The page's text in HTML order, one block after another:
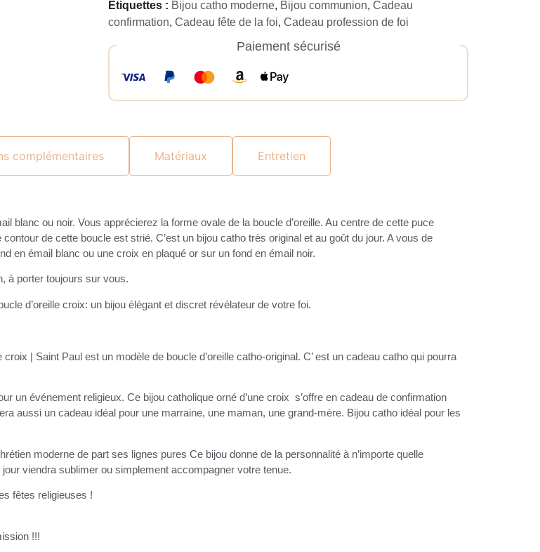
Étiquettes : Bijou catho moderne, Bijou communion, Cadeau
confirmation, Cadeau fête de la foi, Cadeau profession de foi
Paiement sécurisé
complémentaires Matériaux Entretien
blanc ou noir. Vous apprécierez la forme ovale de la boucle d’oreille. Au centre de cette puce
de cette boucle est strié. C’est un bijou catho très original et au goût du jour. A vous de
en émail blanc ou une croix en plaqué or sur un fond en émail noir.
à porter toujours sur vous.
d’oreille croix: un bijou élégant et discret révélateur de votre foi.
| Saint Paul est un modèle de boucle d’oreille catho-original. C’ est un cadeau catho qui pourra
un événement religieux. Ce bijou catholique orné d’une croix s’offre en cadeau de confirmation
aussi un cadeau idéal pour une marraine, une maman, une grand-mère. Bijou catho idéal pour les
moderne de part ses lignes pures Ce bijou donne de la personnalité à n’importe quelle
viendra sublimer ou simplement accompagner votre tenue.
fêtes religieuses !
!!!